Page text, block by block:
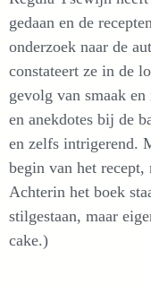
gedaan en de
onderzoek naar de
constateert ze in de
gevolg van smaak
en anekdotes bij de
en zelfs intrigerend.
begin van het recept,
Achterin het boek
stilgestaan, maar
cake.)